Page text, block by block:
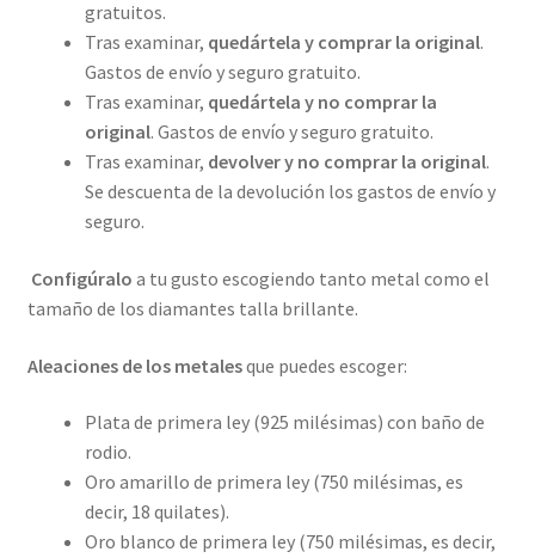
gratuitos.
Tras examinar, quedártela y comprar la original.
Gastos de envío y seguro gratuito.
Tras examinar, quedártela y no comprar la
original. Gastos de envío y seguro gratuito.
Tras examinar, devolver y no comprar la original.
Se descuenta de la devolución los gastos de envío y
seguro.
Configúralo a tu gusto escogiendo tanto metal como el
tamaño de los diamantes talla brillante.
Aleaciones de los metalesque puedes escoger:
Plata de primera ley (925 milésimas) con baño de
rodio.
Oro amarillo de primera ley (750 milésimas, es
decir, 18 quilates).
Oro blanco de primera ley (750 milésimas, es decir,